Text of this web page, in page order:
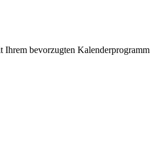
bevorzugten Kalenderprogramm